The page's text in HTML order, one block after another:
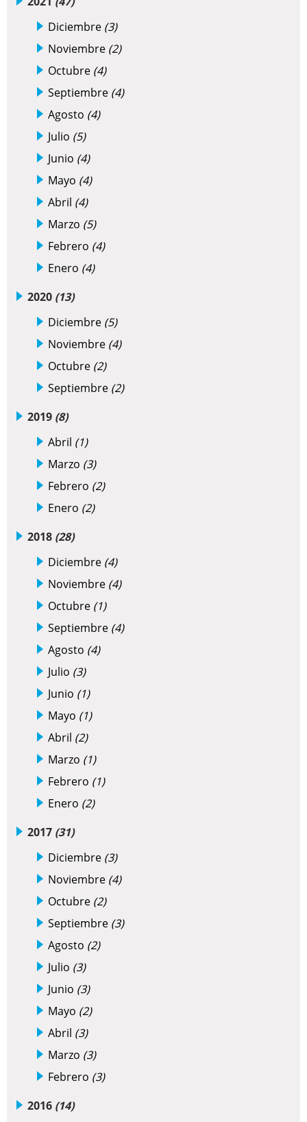
Diciembre (3)
Noviembre (2)
Octubre (4)
Septiembre (4)
Agosto (4)
Julio (5)
Junio (4)
Mayo (4)
Abril (4)
Marzo (5)
Febrero (4)
Enero (4)
2020 (13)
Diciembre (5)
Noviembre (4)
Octubre (2)
Septiembre (2)
2019 (8)
Abril (1)
Marzo (3)
Febrero (2)
Enero (2)
2018 (28)
Diciembre (4)
Noviembre (4)
Octubre (1)
Septiembre (4)
Agosto (4)
Julio (3)
Junio (1)
Mayo (1)
Abril (2)
Marzo (1)
Febrero (1)
Enero (2)
2017 (31)
Diciembre (3)
Noviembre (4)
Octubre (2)
Septiembre (3)
Agosto (2)
Julio (3)
Junio (3)
Mayo (2)
Abril (3)
Marzo (3)
Febrero (3)
2016 (14)